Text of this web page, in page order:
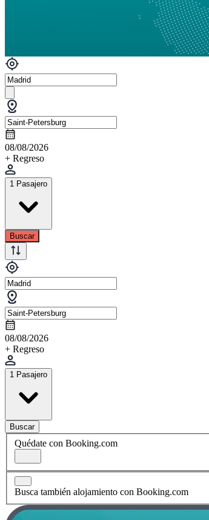
08/08/2026
+ Regreso
1 Pasajero
Buscar
08/08/2026
+ Regreso
1 Pasajero
Buscar
Quédate con Booking.com
Busca también alojamiento con Booking.com